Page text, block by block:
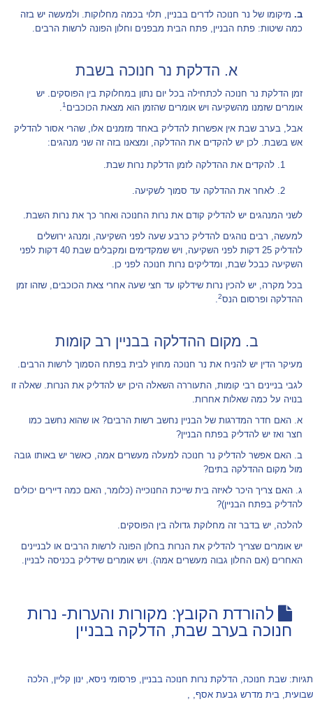
ב. מיקומו של נר חנוכה לדרים בבניין, תלוי בכמה מחלוקות. ולמעשה יש בזה
כמה שיטות: פתח הבניין, פתח הבית מבפנים וחלון הפונה לרשות הרבים.
א. הדלקת נר חנוכה בשבת
זמן הדלקת נר חנוכה לכתחילה בכל יום נתון במחלוקת בין הפוסקים. יש
אומרים שזמנו מהשקיעה ויש אומרים שהזמן הוא מצאת הכוכבים 1
.
אבל, בערב שבת אין אפשרות להדליק באחד מזמנים אלו, שהרי אסור להדליק
אש בשבת. לכן יש להקדים את ההדלקה, ומצאנו בזה זה שני מנהגים:
להקדים את ההדלקה לזמן הדלקת נרות שבת.
לאחר את ההדלקה עד סמוך לשקיעה.
לשני המנהגים יש להדליק קודם את נרות החנוכה ואחר כך את נרות השבת.
למעשה, רבים נוהגים להדליק כרבע שעה לפני השקיעה, ומנהג ירושלים
להדליק 25 דקות לפני השקיעה, ויש שמקדימים ומקבלים שבת 40 דקות לפני
השקיעה כבכל שבת, ומדליקים נרות חנוכה לפני כן.
בכל מקרה, יש להכין נרות שידלקו עד חצי שעה אחרי צאת הכוכבים, שזהו זמן
ההדלקה ופרסום הנס2
.
ב. מקום ההדלקה בבניין רב קומות
מעיקר הדין יש להניח את נר חנוכה מחוץ לבית בפתח הסמוך לרשות הרבים.
לגבי בניינים רבי קומות, התעוררה השאלה היכן יש להדליק את הנרות. שאלה זו
בנויה על כמה שאלות אחרות.
א. האם חדר המדרגות של הבניין נחשב רשות הרבים? או שהוא נחשב כמו
חצר ואז יש להדליק בפתח הבניין?
ב. האם אפשר להדליק נר חנוכה למעלה מעשרים אמה, כאשר יש באותו גובה
מול מקום ההדלקה בתים?
ג. האם צריך היכר לאיזה בית שייכת החנוכייה (כלומר, האם כמה דיירים יכולים
להדליק בפתח הבניין)?
להלכה, יש בדבר זה מחלוקת גדולה בין הפוסקים.
יש אומרים שצריך להדליק את הנרות בחלון הפונה לרשות הרבים או לבניינים
האחרים (אם החלון גבוה מעשרים אמה). ויש אומרים שידליק בכניסה לבניין.
להורדת הקובץ: מקורות והערות- נרות
חנוכה בערב שבת, הדלקה בבניין
תגיות: שבת חנוכה, הדלקת נרות חנוכה בבניין, פרסומי ניסא, ינון קליין, הלכה
שבועית, בית מדרש גבעת אסף,
,